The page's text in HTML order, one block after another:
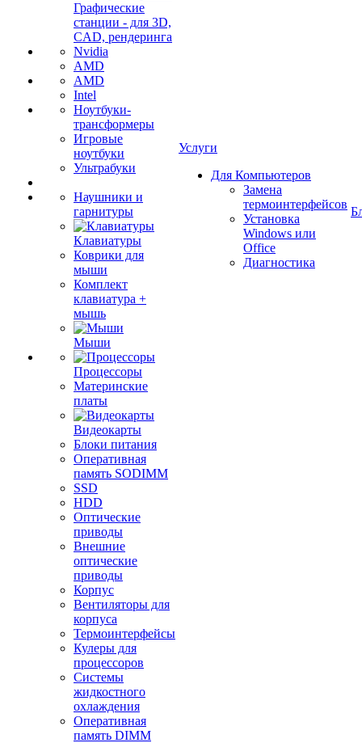
Графические
станции - для 3D,
CAD, рендеринга
Nvidia
AMD
AMD
Intel
Ноутбуки-
трансформеры
Игровые
ноутбуки
Ультрабуки
Наушники и
гарнитуры
Клавиатуры
Коврики для
мыши
Комплект
клавиатура +
мышь
Мыши
Процессоры
Материнские
платы
Видеокарты
Блоки питания
Оперативная
память SODIMM
SSD
HDD
Оптические
приводы
Внешние
оптические
приводы
Корпус
Вентиляторы для
корпуса
Термоинтерфейсы
Кулеры для
процессоров
Системы
жидкостного
охлаждения
Оперативная
память DIMM
Услуги
Для Компьютеров
Замена
термоинтерфейсов
Установка
Windows или
Office
Диагностика